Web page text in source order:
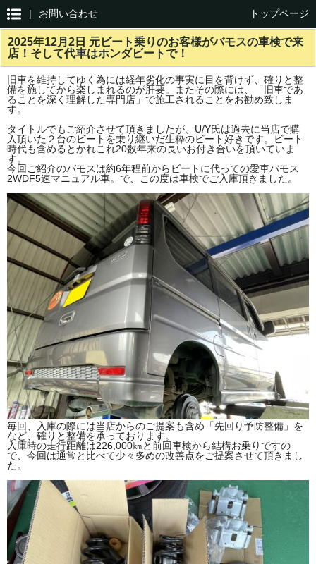
| お問い合わせ トップページ
2025年12月2日 元ビート乗りのお客様がバモスの車検で来
店！そして代車はホンダビートで！
旧車を維持してゆく為には経年劣化の事実に目を背けず、確りと整
備を施してから楽しまれるのが肝要。またその際には、「旧車であ
ることを深く理解した専門店」で施工されることをお勧め致しま
す。
タイトルでもご紹介させて頂きましたが、U/Y氏は過去に当店で購
入頂いた２台のビートを乗り継いだ生粋のビート好きです。ビート
時代も含めるとかれこれ20数年来の長いお付き合いを頂いていま
す。
今回ご紹介のバモスは約6年程前からビートに代っての愛車バモス
2WDF5速マニュアル車。で、この度は車検でご入庫頂きました。
毎回、入庫の際には当店からのご提案も含め「先回り予防整備」を
など、確りと整備を承っております。
入庫時の走行距離は226,000㎞と前回車検から結構お乗りですの
で、今回は通常と比べて少々多めの改善点をご提案させて頂きまし
た。